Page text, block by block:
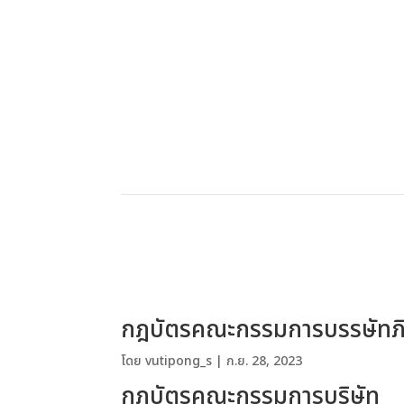
กฎบัตรคณะกรรมการบรรษัท
โดยvutipong_s | ก.ย. 28, 2023